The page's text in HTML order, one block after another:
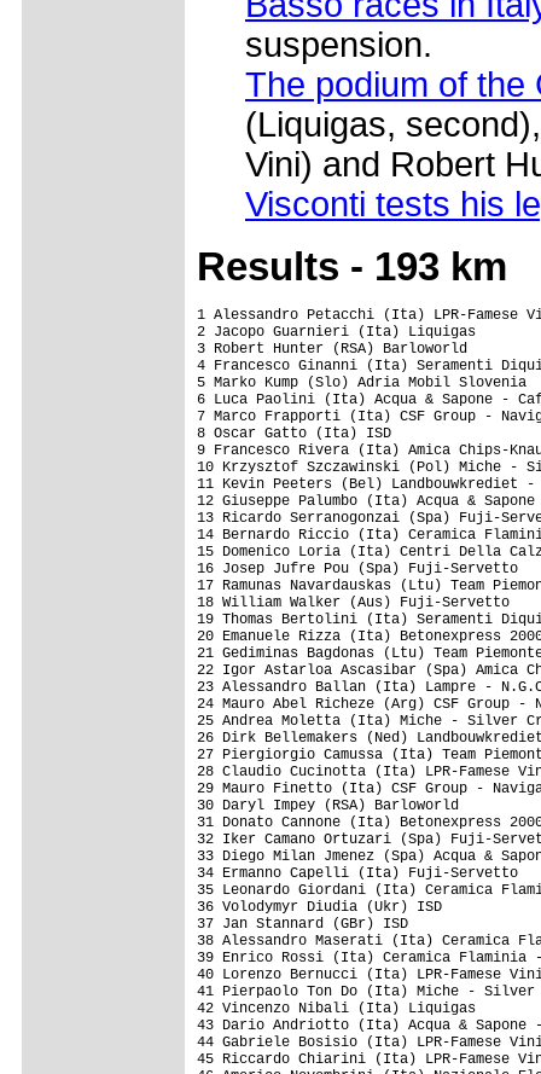
suspension.
The podium of the
(Liquigas,
Vini) and Robert
Visconti tests his
Results - 193 km
1 Alessandro Petacchi (Ita) LPR-
2 Jacopo
3 Robert Hunter
4 Francesco Ginanni (Ita) Seramenti
5 Marko Kump (Slo)
6 Luca Paolini (Ita) Acqua &
7 Marco Frapporti (Ita)
8 Oscar
9 Francesco Rivera
10 Krzysztof Szczawinski (Pol)
11 Kevin Peeters (Bel)
12 Giuseppe Palumbo (Ita)
13 Ricardo
14 Bernardo Riccio (Ita)
15 Domenico Loria (Ita)
16 Josep Jufre Pou
17 Ramunas
18 William Walker
19 Thomas Bertolini (Ita) Seramenti
20 Emanuele Rizza (Ita)
21 Gediminas
22 Igor Astarloa Ascasibar
23 Alessandro Ballan
24 Mauro Abel Richeze
25 Andrea Moletta (Ita)
26 Dirk Bellemakers (Ned)
27 Piergiorgio
28 Claudio Cucinotta
29 Mauro Finetto (Ita)
30 Daryl Impey
31 Donato Cannone (Ita)
32 Iker Camano
33 Diego Milan Jmenez (Spa)
34 Ermanno Capelli
35 Leonardo Giordani (Ita)
36 Volodymyr Diudia (Ukr) ISD
37 Jan Stannard (GBr) ISD
38 Alessandro Maserati (Ita)
39 Enrico Rossi (Ita)
40 Lorenzo Bernucci (Ita) LPR-
41 Pierpaolo Ton Do (Ita)
42 Vincenzo Nibali (Ita)
43 Dario Andriotto (Ita) Acqua
44 Gabriele Bosisio
45 Riccardo Chiarini (Ita) LPR-